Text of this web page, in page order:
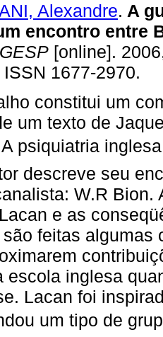
Alexandre. A
encontro entre
[online].
1677-2970.
constitui um
um texto de
psiquiatria
descreve seu
W.R Bion.
e as
feitas algumas
escola inglesa
Lacan foi
um tipo de